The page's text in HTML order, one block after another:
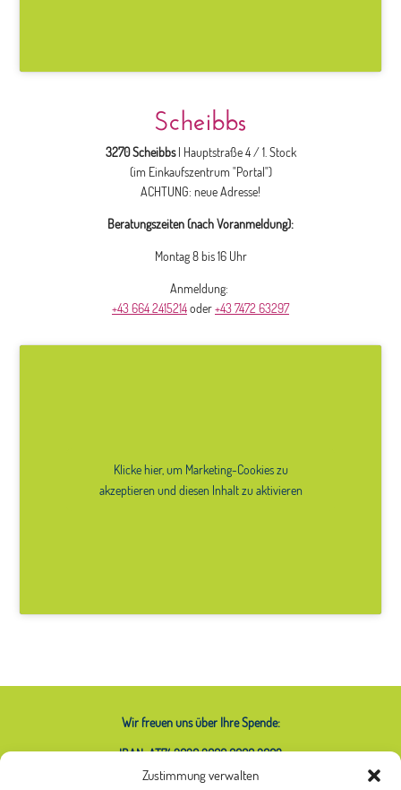
Zustimmung verwalten
Scheibbs
3270 Scheibbs| Hauptstraße 4 / 1. Stock
(im Einkaufszentrum "Portal")
ACHTUNG: neue Adresse!
Beratungszeiten (nach Voranmeldung):
Montag 8 bis 16 Uhr
Anmeldung:
+43 664 2415214oder+43 7472 63297
Klicke hier, um Marketing-Cookies zu
akzeptieren und diesen Inhalt zu aktivieren
Wir freuen uns über Ihre Spende:
IBAN: AT74 2020 2000 0000 2063